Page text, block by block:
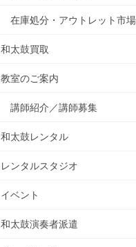
在庫処分・アウトレット市場
和太鼓買取
教室のご案内
講師紹介／講師募集
和太鼓レンタル
レンタルスタジオ
イベント
和太鼓演奏者派遣